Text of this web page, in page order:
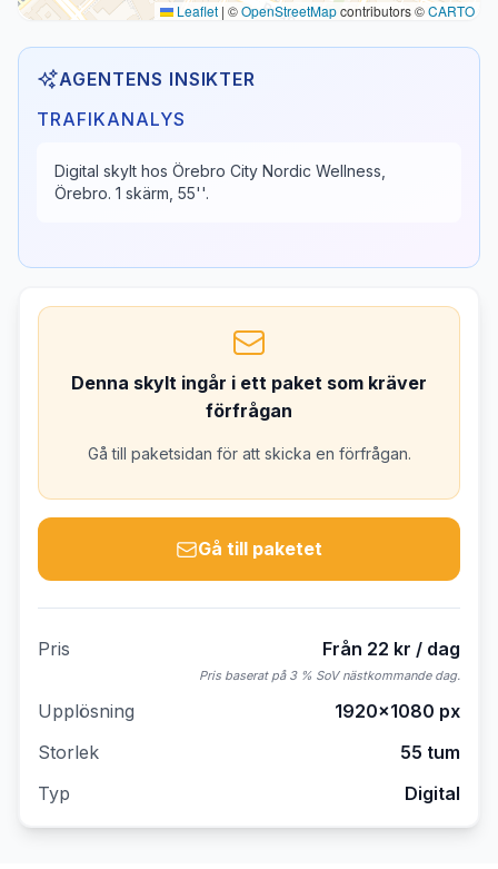
Leaflet | ©OpenStreetMapcontributors ©CARTO
AGENTENS INSIKTER
TRAFIKANALYS
Digital skylt hos Örebro City Nordic Wellness,
Örebro. 1 skärm, 55''.
Denna skylt ingår i ett paket som kräver
förfrågan
Gå till paketsidan för att skicka en förfrågan.
Gå till paketet
Pris Från 22 kr / dag
Pris baserat på 3 % SoV nästkommande dag.
Upplösning 1920×1080 px
Storlek
55 tum
Typ
Digital